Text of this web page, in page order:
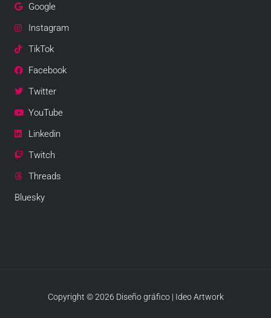
Google
Instagram
TikTok
Facebook
Twitter
YouTube
Linkedin
Twitch
Threads
Bluesky
Copyright © 2026 Diseño gráfico | Ideo Artwork